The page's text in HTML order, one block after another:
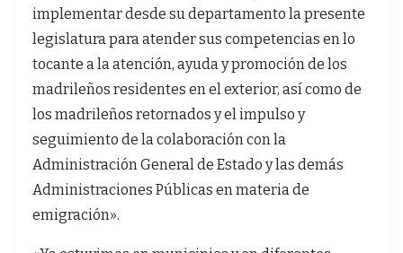
implementar desde su departamento la presente
legislatura para atender sus competencias en lo
tocante a la atención, ayuda y promoción de los
madrileños residentes en el exterior, así como de
los madrileños retornados y el impulso y
seguimiento de la colaboración con la
Administración General de Estado y las demás
Administraciones Públicas en materia de
emigración».